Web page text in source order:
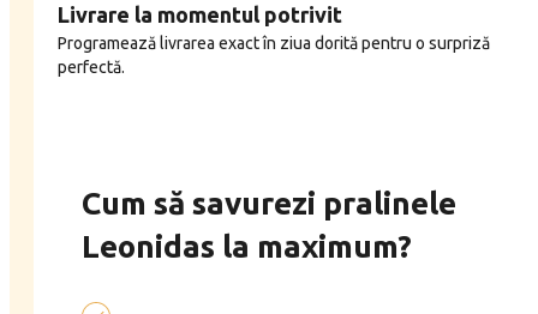
Livrare la momentul potrivit
Programează livrarea exact în ziua dorită pentru o surpriză
perfectă.
Cum să savurezi pralinele
Leonidas la maximum?